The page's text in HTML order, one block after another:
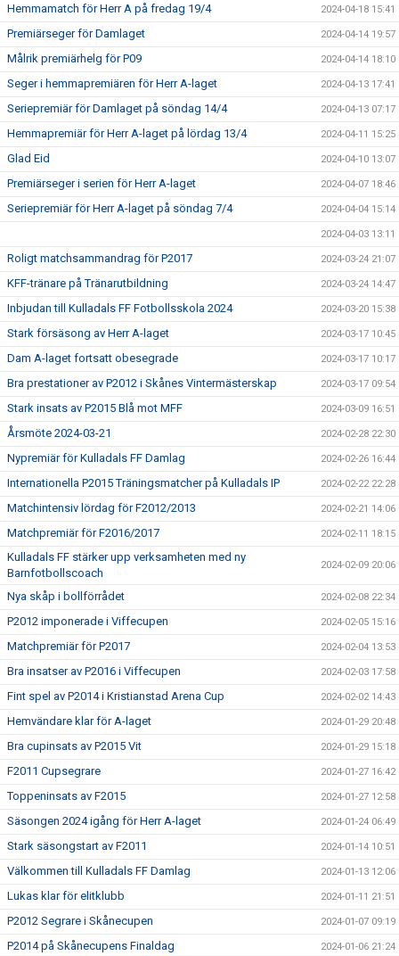
Hemmamatch för Herr A på fredag 19/4 2024-04-18 15:41
Premiärseger för Damlaget 2024-04-14 19:57
Målrik premiärhelg för P09 2024-04-14 18:10
Seger i hemmapremiären för Herr A-laget 2024-04-13 17:41
Seriepremiär för Damlaget på söndag 14/4 2024-04-13 07:17
Hemmapremiär för Herr A-laget på lördag 13/4 2024-04-11 15:25
Glad Eid 2024-04-10 13:07
Premiärseger i serien för Herr A-laget 2024-04-07 18:46
Seriepremiär för Herr A-laget på söndag 7/4 2024-04-04 15:14
2024-04-03 13:11
Roligt matchsammandrag för P2017 2024-03-24 21:07
KFF-tränare på Tränarutbildning 2024-03-24 14:47
Inbjudan till Kulladals FF Fotbollsskola 2024 2024-03-20 15:38
Stark försäsong av Herr A-laget 2024-03-17 10:45
Dam A-laget fortsatt obesegrade 2024-03-17 10:17
Bra prestationer av P2012 i Skånes Vintermästerskap 2024-03-17 09:54
Stark insats av P2015 Blå mot MFF 2024-03-09 16:51
Årsmöte 2024-03-21 2024-02-28 22:30
Nypremiär för Kulladals FF Damlag 2024-02-26 16:44
Internationella P2015 Träningsmatcher på Kulladals IP 2024-02-22 22:28
Matchintensiv lördag för F2012/2013 2024-02-21 14:06
Matchpremiär för F2016/2017 2024-02-11 18:15
Kulladals FF stärker upp verksamheten med ny
Barnfotbollscoach
2024-02-09 20:06
Nya skåp i bollförrådet 2024-02-08 22:34
P2012 imponerade i Viffecupen 2024-02-05 15:16
Matchpremiär för P2017 2024-02-04 13:53
Bra insatser av P2016 i Viffecupen 2024-02-03 17:58
Fint spel av P2014 i Kristianstad Arena Cup 2024-02-02 14:43
Hemvändare klar för A-laget 2024-01-29 20:48
Bra cupinsats av P2015 Vit 2024-01-29 15:18
F2011 Cupsegrare 2024-01-27 16:42
Toppeninsats av F2015 2024-01-27 12:58
Säsongen 2024 igång för Herr A-laget 2024-01-24 06:49
Stark säsongstart av F2011 2024-01-14 10:51
Välkommen till Kulladals FF Damlag 2024-01-13 12:06
Lukas klar för elitklubb 2024-01-11 21:51
P2012 Segrare i Skånecupen 2024-01-07 09:19
P2014 på Skånecupens Finaldag 2024-01-06 21:24